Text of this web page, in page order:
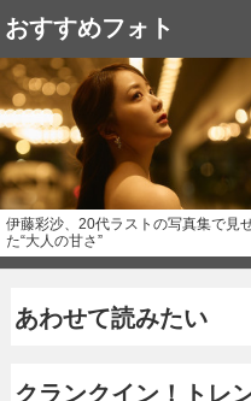
おすすめフォト
伊藤彩沙、20代ラストの写真集で見
た“大人の甘さ”
あわせて読みたい
クランクイン！ト